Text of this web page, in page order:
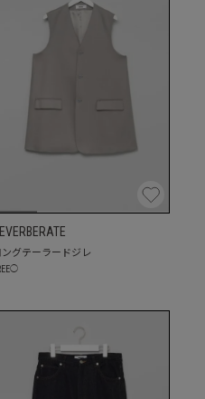
ングテーラードジレ
◯